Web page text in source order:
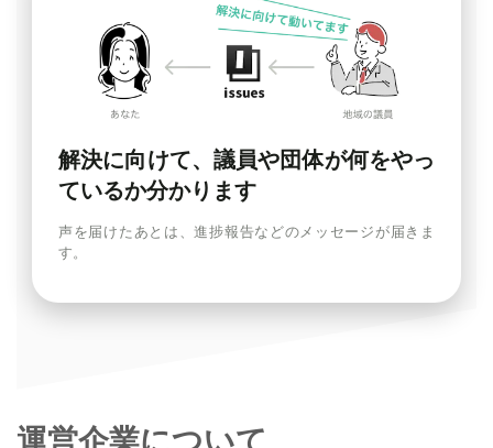
解決に向けて、議員や団体が何をやっ
ているか分かります
声を届けたあとは、進捗報告などのメッセージが届きま
す。
運営企業について